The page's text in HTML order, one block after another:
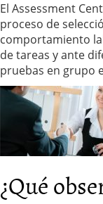
El Assessment
proceso de
comportamiento
de tareas y ante
pruebas en grupo
¿Qué